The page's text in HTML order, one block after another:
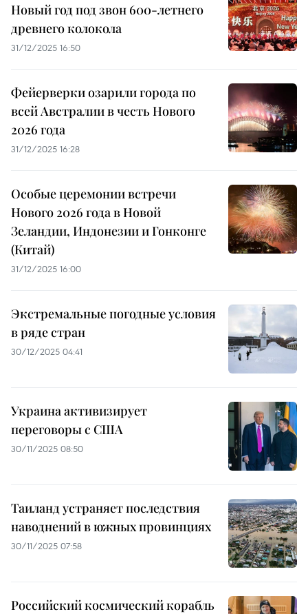
Новый год под звон 600-летнего
древнего колокола
31/12/2025 16:50
Фейерверки озарили города по
всей Австралии в честь Нового
2026 года
31/12/2025 16:28
Особые церемонии встречи
Нового 2026 года в Новой
Зеландии, Индонезии и Гонконге
(Китай)
31/12/2025 16:00
Экстремальные погодные условия
в ряде стран
30/12/2025 04:41
Украина активизирует
переговоры с США
30/11/2025 08:50
Таиланд устраняет последствия
наводнений в южных провинциях
30/11/2025 07:58
Российский космический корабль